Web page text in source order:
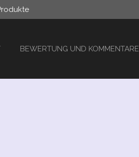
BEWERTUNG UND KOMMENTARE